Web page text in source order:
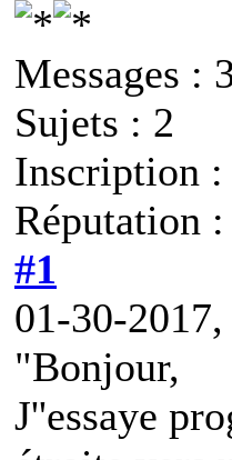
Messages :
Sujets : 2
Inscription :
Réputation :
#1
01-30-
"Bonjour,
J''essaye